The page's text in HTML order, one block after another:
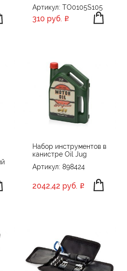
Артикул: TO0105S105
310 руб.
Набор инструментов в
канистре Oil Jug
Артикул: 898424
2042,42 руб.